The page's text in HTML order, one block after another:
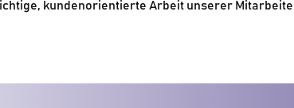
kundenorientierte Arbeit unserer